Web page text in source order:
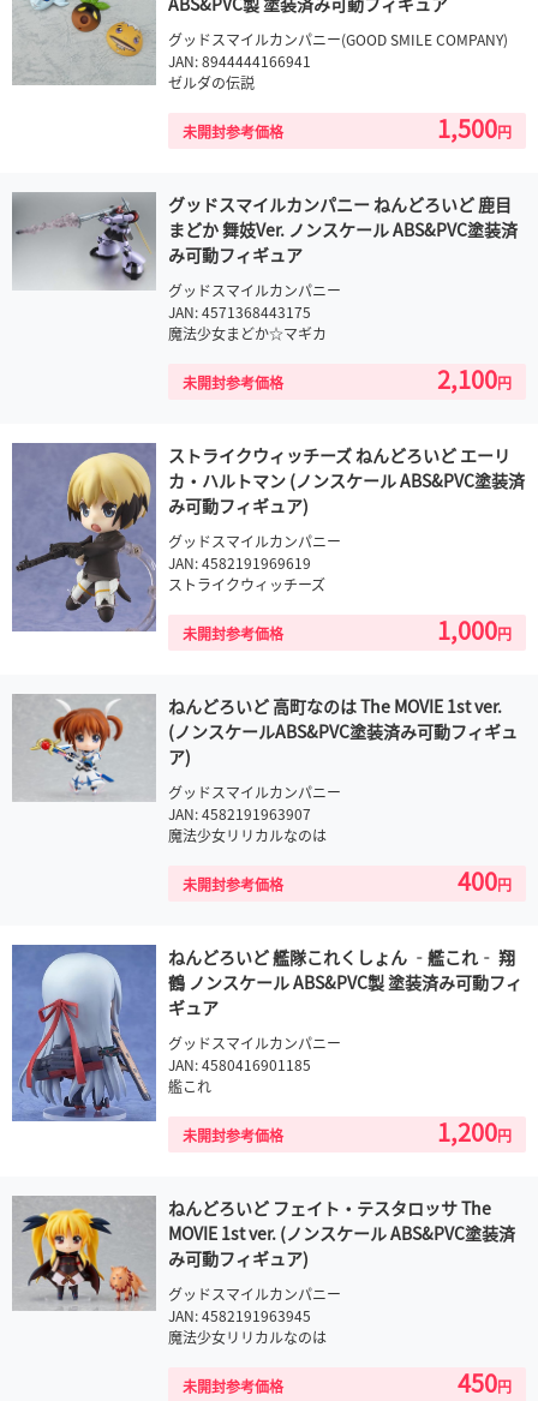
グッドスマイルカンパニー(GOOD SMILE COMPANY)
JAN: 8944444166941
ゼルダの伝説
未開封参考価格 1,500円
グッドスマイルカンパニー ねんどろいど 鹿目
まどか 舞妓Ver. ノンスケール ABS&PVC塗装済
み可動フィギュア
グッドスマイルカンパニー
JAN: 4571368443175
魔法少女まどか☆マギカ
未開封参考価格 2,100円
ストライクウィッチーズ ねんどろいど エーリ
カ・ハルトマン (ノンスケール ABS&PVC塗装済
み可動フィギュア)
グッドスマイルカンパニー
JAN: 4582191969619
ストライクウィッチーズ
未開封参考価格 1,000円
ねんどろいど 高町なのは The MOVIE 1st ver.
(ノンスケールABS&PVC塗装済み可動フィギュ
ア)
グッドスマイルカンパニー
JAN: 4582191963907
魔法少女リリカルなのは
未開封参考価格 400円
ねんどろいど 艦隊これくしょん ‐艦これ‐ 翔
鶴 ノンスケール ABS&PVC製 塗装済み可動フィ
ギュア
グッドスマイルカンパニー
JAN: 4580416901185
艦これ
未開封参考価格 1,200円
ねんどろいど フェイト・テスタロッサ The
MOVIE 1st ver. (ノンスケール ABS&PVC塗装済
み可動フィギュア)
グッドスマイルカンパニー
JAN: 4582191963945
魔法少女リリカルなのは
未開封参考価格 450円